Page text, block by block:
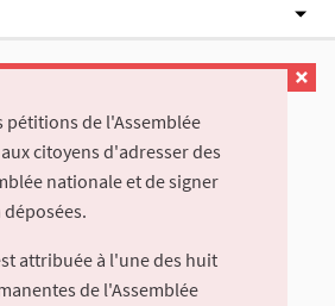
pétitions de l'Assemblée
citoyens d'adresser des
nationale et de signer
attribuée à l'une des huit
de l'Assemblée